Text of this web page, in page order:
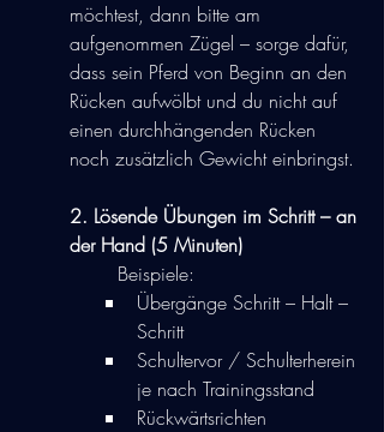
möchtest, dann bitte am
aufgenommen Zügel – sorge dafür,
dass sein Pferd von Beginn an den
Rücken aufwölbt und du nicht auf
einen durchhängenden Rücken
noch zusätzlich Gewicht einbringst.
2. Lösende Übungen im Schritt – an
der Hand (5 Minuten)
Beispiele:
Übergänge Schritt – Halt –
Schritt
Schultervor / Schulterherein
je nach Trainingsstand
Rückwärtsrichten